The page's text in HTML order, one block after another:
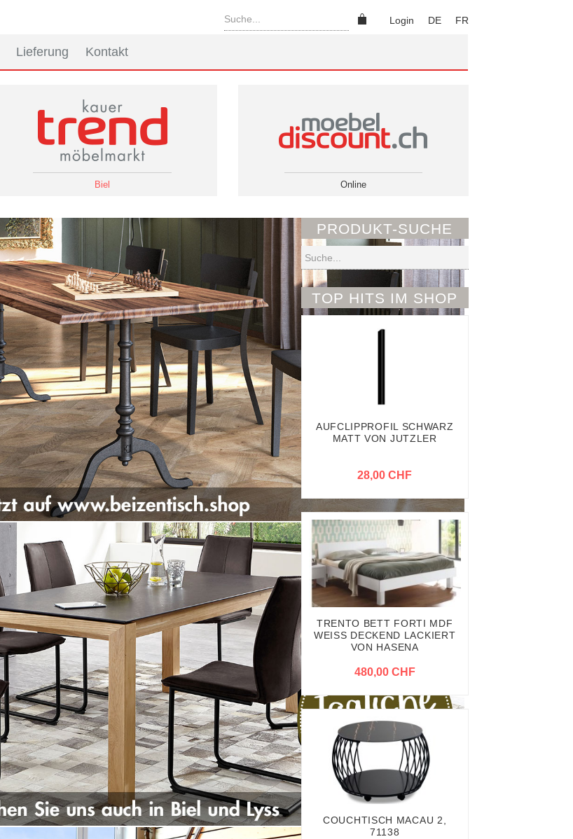
DE FR
Login
Suchen
Lieferung Kontakt
Biel Online
PRODUKT-SUCHE
Suchen
TOP HITS IM SHOP
AUFCLIPPROFIL SCHWARZ
MATT VON JUTZLER
28,00 CHF
TRENTO BETT FORTI MDF
WEISS DECKEND LACKIERT
VON HASENA
480,00 CHF
COUCHTISCH MACAU 2,
71138